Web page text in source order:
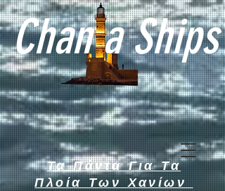
Chan a Ships
Τα Πάντα Για Τα
Πλοία Των Χανίων